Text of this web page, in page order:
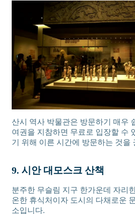
산시 역사 박물관은 방문하기 매우
여권을 지참하면 무료로 입장할 수
기 위해 이른 시간에 방문하는 것을
9. 시안 대모스크 산책
분주한 무슬림 지구 한가운데 자리
온한 휴식처이자 도시의 다채로운
소입니다.